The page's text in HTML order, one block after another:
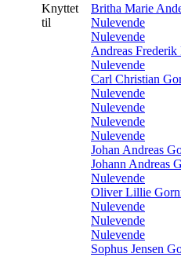
Knyttet
til
Britha Marie
Nulevende
Nulevende
Andreas
Nulevende
Carl Christian
Nulevende
Nulevende
Nulevende
Nulevende
Johan Andreas
Johann Andreas
Nulevende
Oliver Lillie
Nulevende
Nulevende
Nulevende
Sophus Jensen